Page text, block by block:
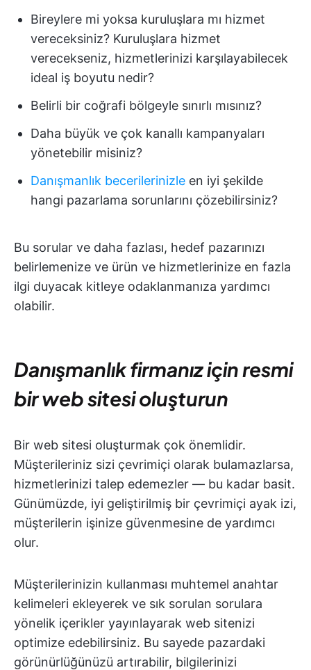
Bireylere mi yoksa kuruluşlara mı hizmet
vereceksiniz? Kuruluşlara hizmet
verecekseniz, hizmetlerinizi karşılayabilecek
ideal iş boyutu nedir?
Belirli bir coğrafi bölgeyle sınırlı mısınız?
Daha büyük ve çok kanallı kampanyaları
yönetebilir misiniz?
Danışmanlık becerilerinizle en iyi şekilde
hangi pazarlama sorunlarını çözebilirsiniz?
Bu sorular ve daha fazlası, hedef pazarınızı
belirlemenize ve ürün ve hizmetlerinize en fazla
ilgi duyacak kitleye odaklanmanıza yardımcı
olabilir.
Danışmanlık firmanız için resmi
bir web sitesi oluşturun
Bir web sitesi oluşturmak çok önemlidir.
Müşterileriniz sizi çevrimiçi olarak bulamazlarsa,
hizmetlerinizi talep edemezler — bu kadar basit.
Günümüzde, iyi geliştirilmiş bir çevrimiçi ayak izi,
müşterilerin işinize güvenmesine de yardımcı
olur.
Müşterilerinizin kullanması muhtemel anahtar
kelimeleri ekleyerek ve sık sorulan sorulara
yönelik içerikler yayınlayarak web sitenizi
optimize edebilirsiniz. Bu sayede pazardaki
görünürlüğünüzü artırabilir, bilgilerinizi